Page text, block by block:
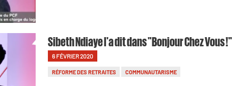
Sibeth Ndiaye l'a dit dans "Bonjour Chez Vous !"
6 FÉVRIER 2020
RÉFORME DES RETRAITES COMMUNAUTARISME